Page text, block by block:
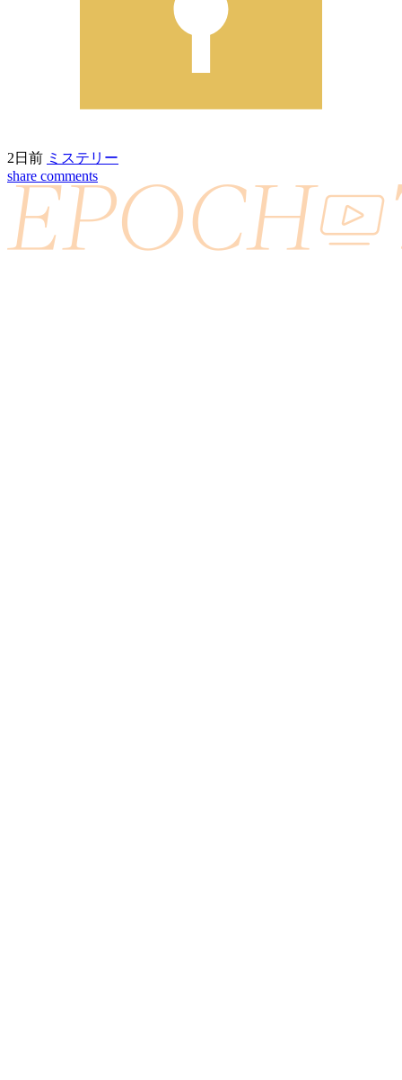
2日前 ミステリー
share comments